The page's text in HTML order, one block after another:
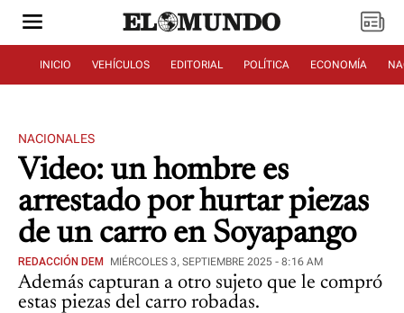
INICIO VEHÍCULOS EDITORIAL POLÍTICA ECONOMÍA
NACIONALES
Video: un hombre es
arrestado por hurtar piezas
de un carro en Soyapango
REDACCIÓN DEM MIÉRCOLES 3, SEPTIEMBRE 2025 - 8:16 AM
Además capturan a otro sujeto que le compró
estas piezas del carro robadas.